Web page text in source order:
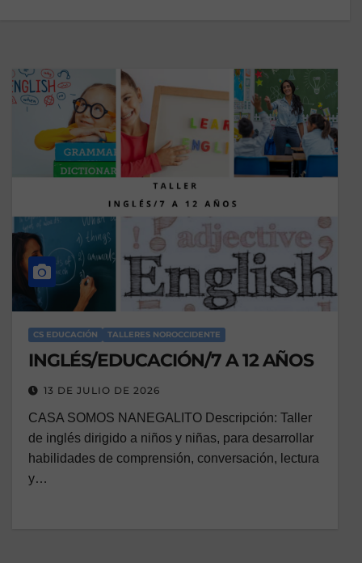
CS EDUCACIÓN TALLERES NOROCCIDENTE
INGLÉS/EDUCACIÓN/7 A 12 AÑOS
13 DE JULIO DE 2026
CASA SOMOS NANEGALITO Descripción: Taller
de inglés dirigido a niños y niñas, para desarrollar
habilidades de comprensión, conversación, lectura
y…